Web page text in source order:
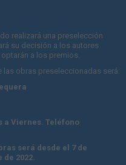
realizará una preselección
su decisión a los autores
a los premios.
las obras preseleccionadas será:
a Viernes. Teléfono
será desde el 7 de
2022.